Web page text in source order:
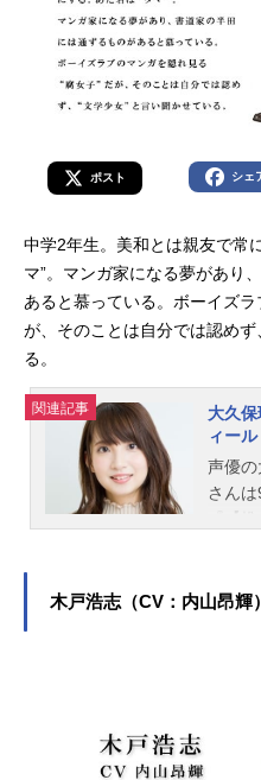
ポスト シェ
中学2年生。美和とは親友で常
マ”。マンガ家になる夢があり
あると慕っている。ボーイズ
が、そのことは自分では認め
る。
関連記事
大久
ィー
声優の
さん
く演じ
木戸浩志（CV：内山昂輝）